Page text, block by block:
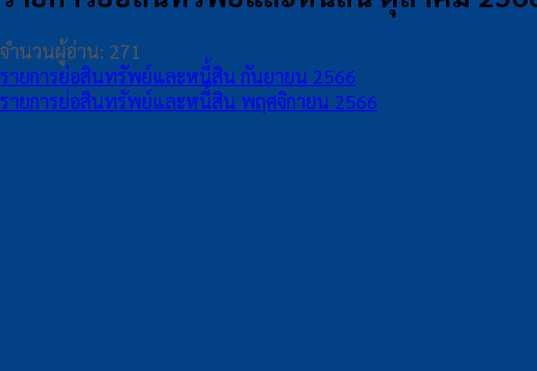
จำนวนผู้อ่าน: 271
รายการย่อสินทรัพย์และหนี้สิน กันยายน 2566
รายการย่อสินทรัพย์และหนี้สิน พฤศจิกายน 2566